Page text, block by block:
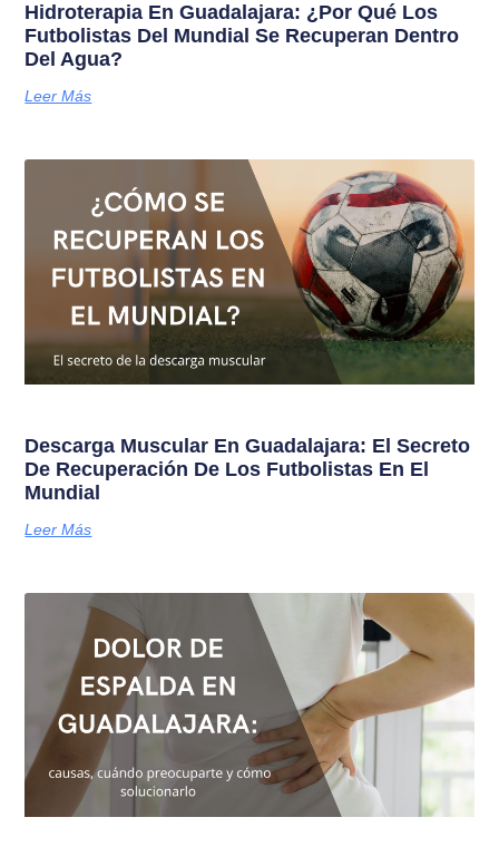
Hidroterapia En Guadalajara: ¿Por Qué Los
Futbolistas Del Mundial Se Recuperan Dentro
Del Agua?
Leer Más
Descarga Muscular En Guadalajara: El Secreto
De Recuperación De Los Futbolistas En El
Mundial
Leer Más